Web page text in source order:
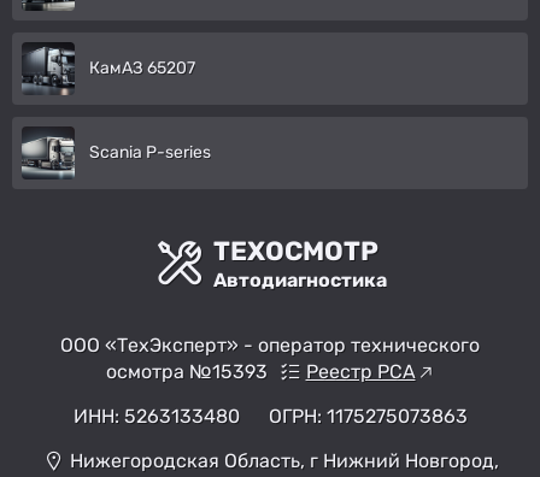
КамАЗ 65207
Scania P-series
ТЕХОСМОТР
Автодиагностика
ООО «ТехЭксперт» - оператор технического
осмотра №15393
Реестр РСА
ИНН: 5263133480
ОГРН: 1175275073863
Нижегородская Область, г Нижний Новгород,